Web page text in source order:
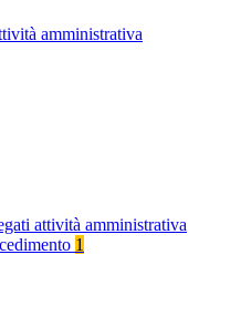
amministrativa
attività amministrativa
1